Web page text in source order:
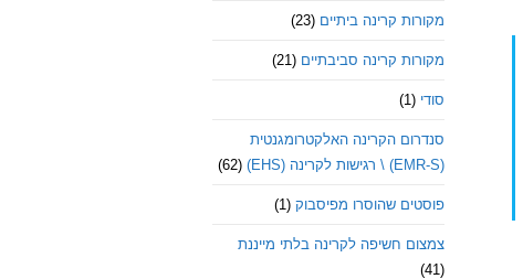
מקורות קרינה ביתיים (23)
מקורות קרינה סביבתיים (21)
סודי (1)
סנדרום הקרינה האלקטרומגנטית
(EMR-S) \ רגישות לקרינה (EHS)
(62)
פוסטים שהוסרו מפיסבוק (1)
צמצום חשיפה לקרינה בלתי מייננת
(41)